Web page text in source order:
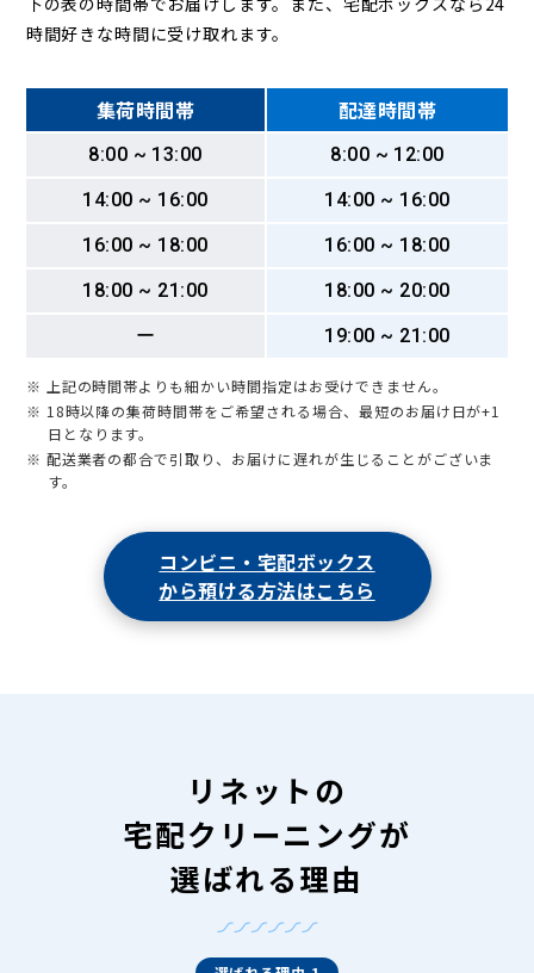
時間好きな時間に受け取れます。
集荷時間帯 配達時間帯
8:00 ~ 13:00
8:00 ~ 12:00
14:00 ~ 16:00
14:00 ~ 16:00
16:00 ~ 18:00
16:00 ~ 18:00
18:00 ~ 21:00
18:00 ~ 20:00
ー
19:00 ~ 21:00
※ 上記の時間帯よりも細かい時間指定はお受けできません。
※ 18時以降の集荷時間帯をご希望される場合、最短のお届け日が+1
日となります。
※ 配送業者の都合で引取り、お届けに遅れが生じることがございま
す。
コンビニ・宅配ボックス
から預ける方法はこちら
リネットの
宅配クリーニングが
選ばれる理由